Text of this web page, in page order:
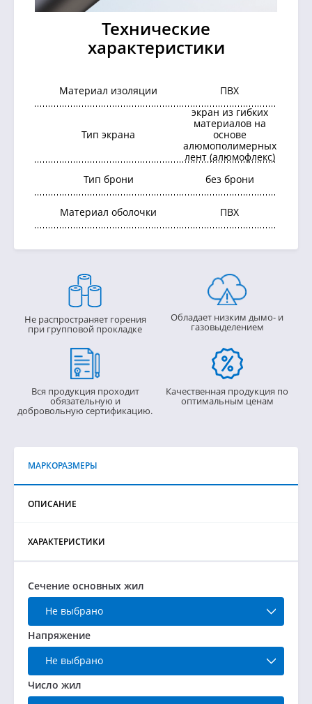
Технические
характеристики
Материал изоляции ПВХ
Тип экрана
экран из гибких
материалов на
основе
алюмополимерных
лент (алюмофлекс)
Тип брони
без брони
Материал оболочки ПВХ
Не распространяет горения
при групповой прокладке
Обладает низким дымо- и
газовыделением
Вся продукция проходит
обязательную и
добровольную сертификацию.
Качественная продукция по
оптимальным ценам
МАРКОРАЗМЕРЫ
ОПИСАНИЕ
ХАРАКТЕРИСТИКИ
Сечение основных жил
Не выбрано
Напряжение
Не выбрано
Число жил